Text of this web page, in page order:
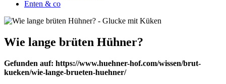
Enten & co
Wie lange brüten Hühner?
Gefunden auf: https://www.huehner-hof.com/wissen/brut-
kueken/wie-lange-brueten-huehner/